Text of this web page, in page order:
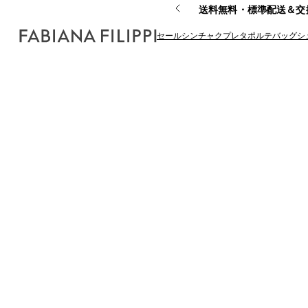
送料無料・標準配送＆交
セールシンチャク プレタポルテバッグシ